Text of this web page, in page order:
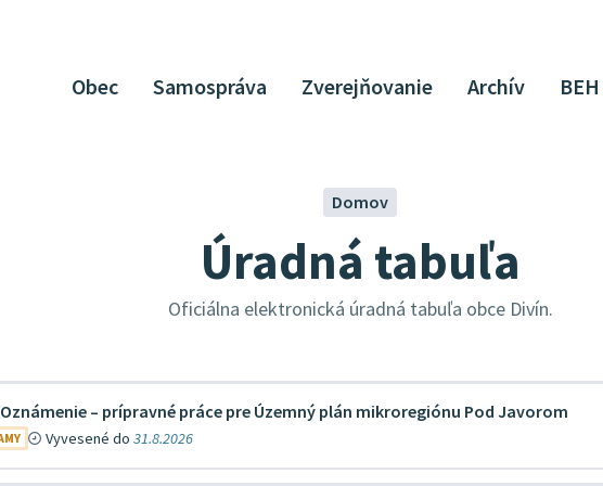
Obec Samospráva Zverejňovanie Archív BEH
Úradná tabuľa
Oficiálna elektronická úradná tabuľa obce Divín.
Domov
– Oznámenie – prípravné práce pre Územný plán mikroregiónu Pod Javorom
Vyvesené do 31.8.2026